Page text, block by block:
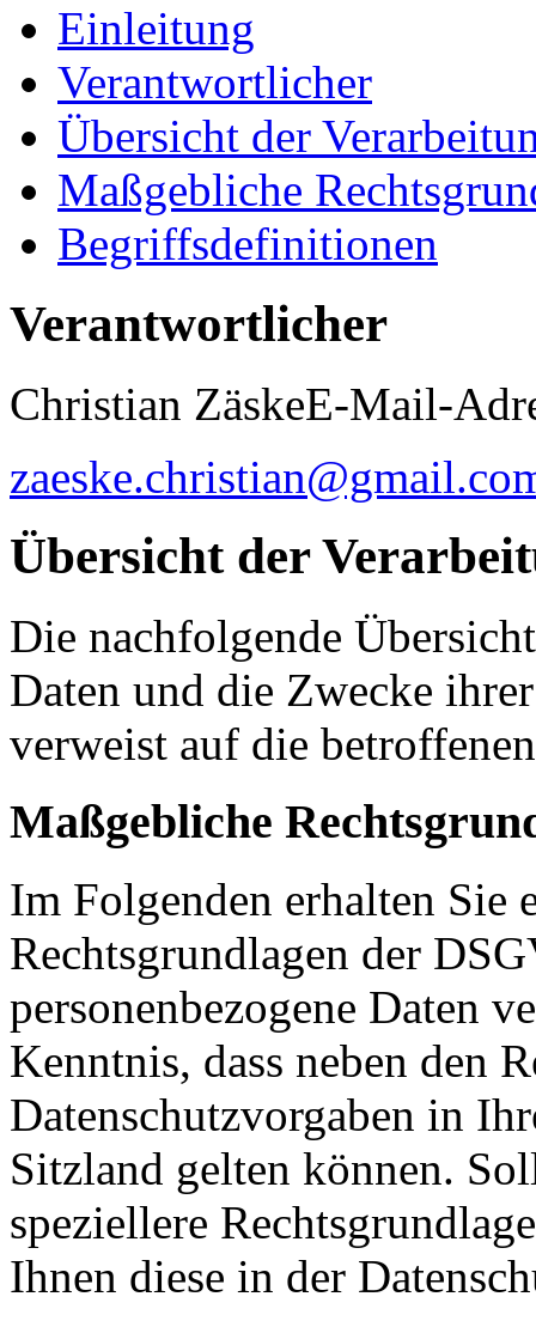
Einleitung
Verantwortlicher
Übersicht der
Maßgebliche
Begriffsdefinitionen
Verantwortlicher
Christian ZäskeE-Mail-
Übersicht der
Die nachfolgende
Daten und die Zwecke
verweist auf die
Maßgebliche
Im Folgenden erhalten Sie
Rechtsgrundlagen der
personenbezogene Daten
Kenntnis, dass neben den
Datenschutzvorgaben in
Sitzland gelten können.
speziellere
Ihnen diese in der